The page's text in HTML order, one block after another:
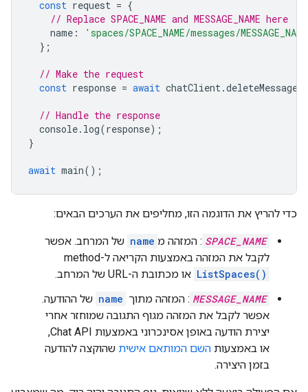
const request = {
// Replace SPACE_NAME and MESSAGE_NAME here
name :
'spaces/SPACE_NAME/messages/
};
// Make the request
const response = await chatClient.deleteMessage
// Handle the response
console. log(response);
}
await main();
כדי להריץ את הדוגמה הזו, מחליפים את הערכים הבאים:
SPACE_NAME : המזהה מ name של המרחב. אפשר
לקבל את המזהה באמצעות הקריאה ל-method‏
ListSpaces() או מכתובת ה-URL של המרחב.
MESSAGE_NAME : המזהה מתוך name של ההודעה.
אפשר לקבל את המזהה מגוף התגובה שמוחזר אחרי
יצירת הודעה באופן אסינכרוני באמצעות Chat API,
או באמצעות השם המותאם אישית שהוקצה להודעה
בזמן היצירה.